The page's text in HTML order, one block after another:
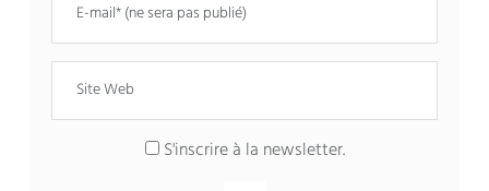
S'inscrire à la newsletter.